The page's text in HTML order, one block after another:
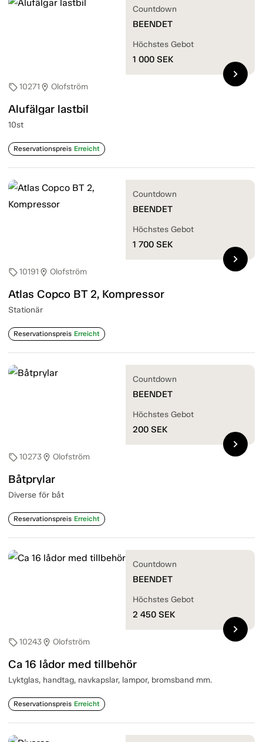
sell10271 location_on Olofström
Alufälgar lastbil
10st
Reservationspreis Erreicht
Countdown
BEENDET
Höchstes Gebot
1 000 SEK
chevron_right
sell10191 location_on Olofström
Atlas Copco BT 2, Kompressor
Stationär
Reservationspreis Erreicht
Countdown
BEENDET
Höchstes Gebot
1 700 SEK
chevron_right
sell10273location_on Olofström
Båtprylar
Diverse för båt
Reservationspreis Erreicht
Countdown
BEENDET
Höchstes Gebot
200 SEK
chevron_right
sell10243location_on Olofström
Ca 16 lådor med tillbehör
Lyktglas, handtag, navkapslar, lampor, bromsband mm.
Reservationspreis Erreicht
Countdown
BEENDET
Höchstes Gebot
2 450 SEK
chevron_right